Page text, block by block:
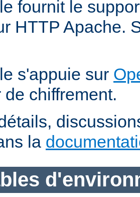
fournit le
HTTP Apache.
s'appuie sur
de chiffrement.
la